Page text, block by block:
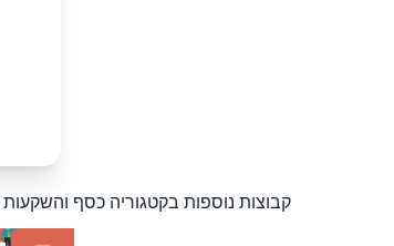
קבוצות נוספות בקטגוריה כסף והשקעות